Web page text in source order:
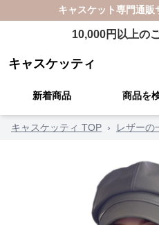
キャスケット専門通販
10,000円以上の
キャスケッティ
新着商品 商品を
キャスケッティ TOP › レザーの